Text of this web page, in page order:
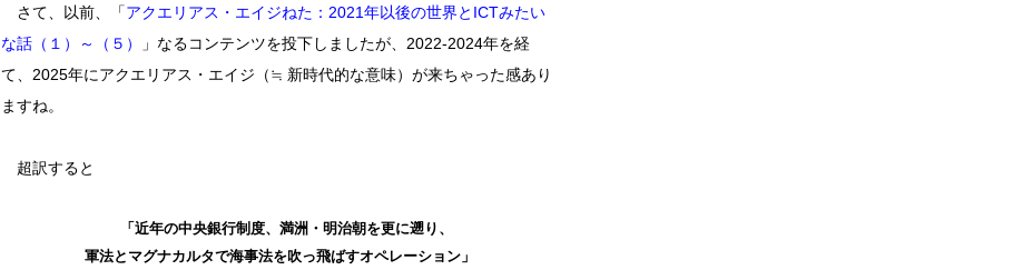
さて、以前、「アクエリアス・エイジねた：2021年以後の世界とICTみたい
な話（１）～（５）
」なるコンテンツを投下しましたが、2022-2024年を経
て、2025年にアクエリアス・エイジ（≒ 新時代的な意味）が来ちゃった感あり
ますね。
超訳すると
「近年の中央銀行制度、満洲・明治朝を更に遡り、
軍法とマグナカルタで海事法を吹っ飛ばすオペレーション」